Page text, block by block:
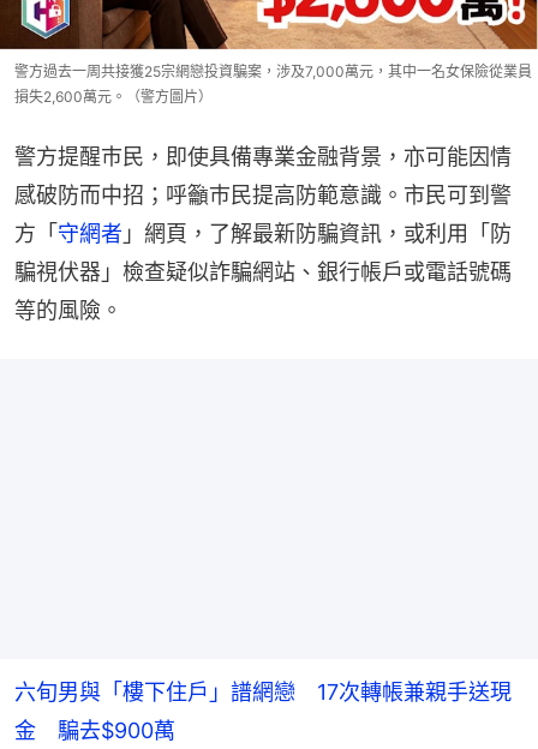
警方過去一周共接獲25宗網戀投資騙案，涉及7,000萬元，其中一名女保險從業員
損失2,600萬元。（警方圖片）
警方提醒巿民，即使具備專業金融背景，亦可能因情
感破防而中招；呼籲巿民提高防範意識。市民可到警
方「 守網者 」網頁，了解最新防騙資訊，或利用「防
騙視伏器」檢查疑似詐騙網站、銀行帳戶或電話號碼
等的風險。
六旬男與「樓下住戶」譜網戀 17次轉帳兼親手送現
金 騙去$900萬